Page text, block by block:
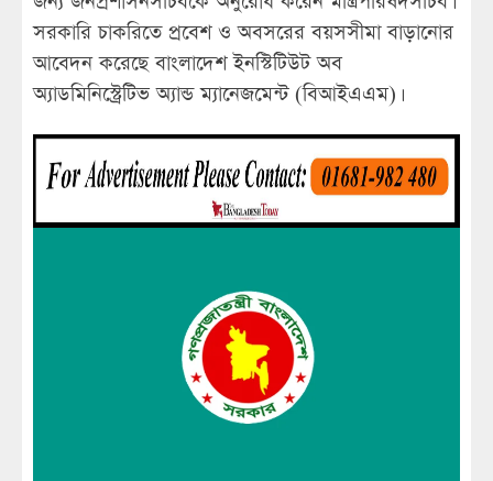
সরকারি চাকরিতে প্রবেশ ও অবসরের বয়সসীমা বাড়ানোর
আবেদন করেছে বাংলাদেশ ইনস্টিটিউট অব
অ্যাডমিনিস্ট্রেটিভ অ্যান্ড ম্যানেজমেন্ট (বিআইএএম)।